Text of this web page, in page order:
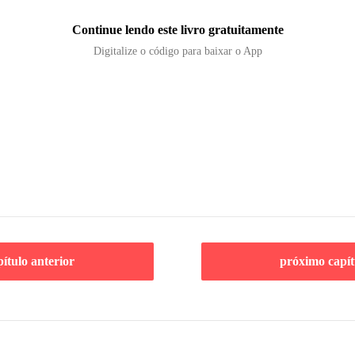
Continue lendo este livro gratuitamente
Digitalize o código para baixar o App
anterior próximo